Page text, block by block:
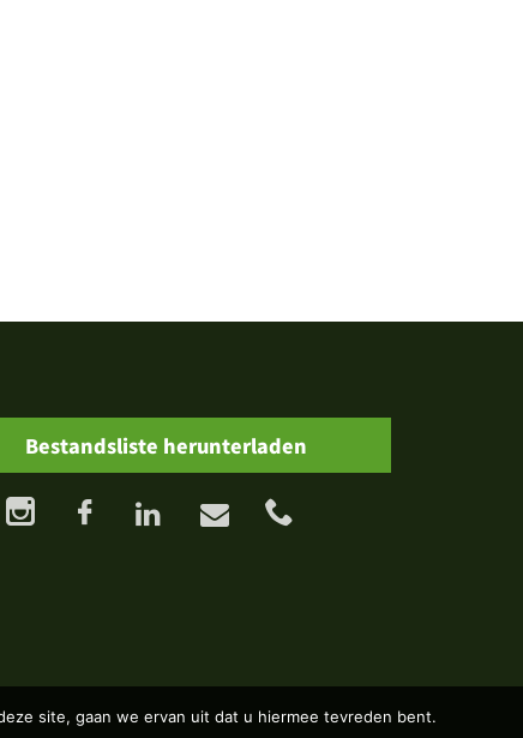
Bestandsliste herunterladen
site, gaan we ervan uit dat u hiermee tevreden bent.